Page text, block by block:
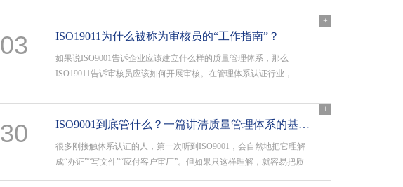
ISO19011为什么被称为审核员的“工作指南”？
如果说ISO9001告诉企业应该建立什么样的质量管理体系，那么
ISO19011告诉审核员应该如何开展审核。在管理体系认证行业，
全，还是食品安全、信息安全等管理体系审核，都可以参考这项标准
开展审核工作。因此，它也被很多审核员称为自己的&···
+
ISO9001到底管什么？一篇讲清质量管理体系的基本逻辑
很多刚接触体系认证的人，第一次听到ISO9001，会自然地把它理解
成“办证”“写文件”“应付客户审厂”。但如果只这样理解，就容易把质
+